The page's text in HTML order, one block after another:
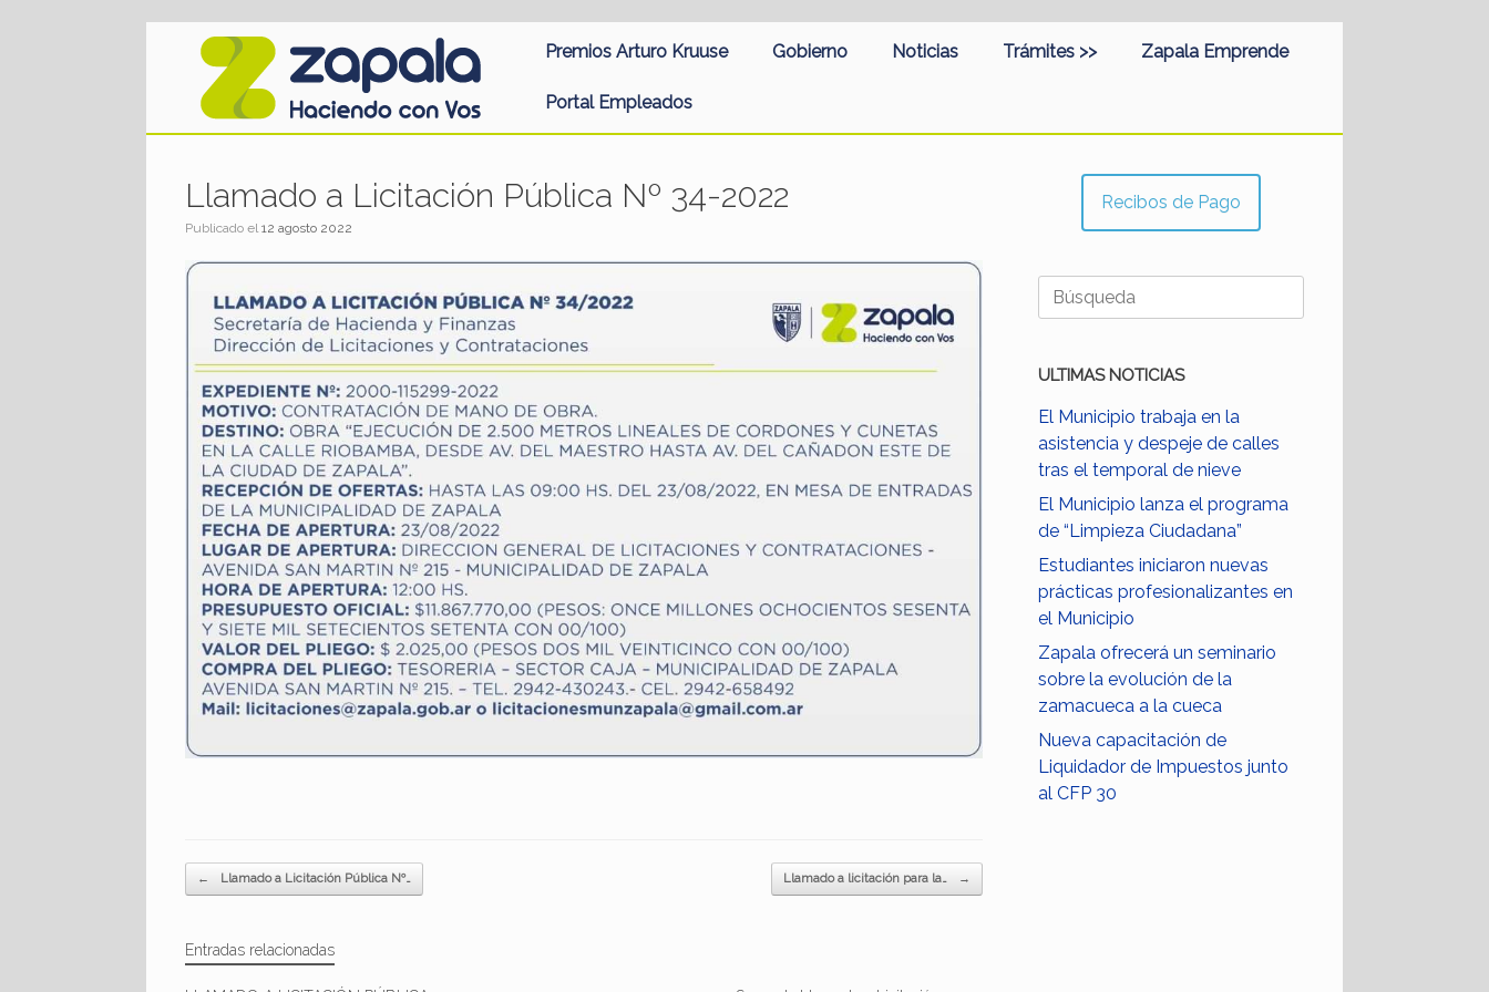
Premios Arturo Kruuse Gobierno Noticias Trámites >> Zapala Emprende
Portal Empleados
Llamado a Licitación Pública Nº 34-2022
Publicado el12 agosto 2022
Navegador de artículos
← Llamado a Licitación Pública Nº… Llamado a licitación para la… →
Entradas relacionadas
Recibos de Pago
Buscar:
ULTIMAS NOTICIAS
El Municipio trabaja en la
asistencia y despeje de calles
tras el temporal de nieve
El Municipio lanza el programa
de “Limpieza Ciudadana”
Estudiantes iniciaron nuevas
prácticas profesionalizantes en
el Municipio
Zapala ofrecerá un seminario
sobre la evolución de la
zamacueca a la cueca
Nueva capacitación de
Liquidador de Impuestos junto
al CFP 30